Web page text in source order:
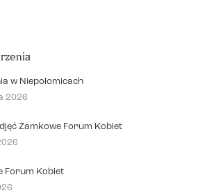
w Niepołomicach
2026
Zamkowe Forum Kobiet
Forum Kobiet